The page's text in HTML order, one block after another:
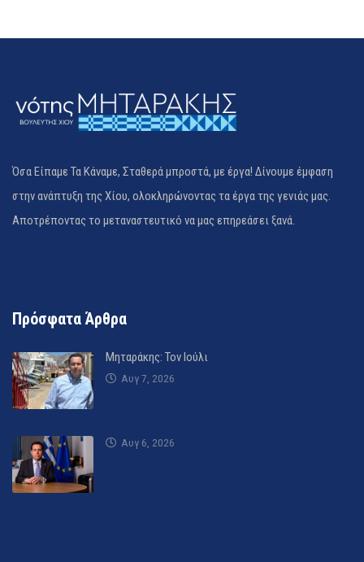
Όσα Είπαμε Τα Κάναμε, Σταθερά μπροστά, με έργα! Δίνουμε έμφαση
στην ανάπτυξη της Χίου, ολοκληρώνοντας τα έργα της γενιάς μας.
Αποτρέποντας το μεταναστευτικό να μας επηρεάσει ξανά.
Πρόσφατα Άρθρα
Μηταράκης: Τον Ιούλι
Αυγ 7, 2026
Αυγ 6, 2026